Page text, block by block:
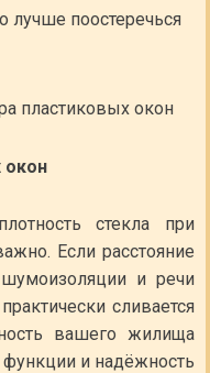
лучше поостеречься
окон
стекла при
Если расстояние
и речи
сливается
вашего жилища
и надёжность